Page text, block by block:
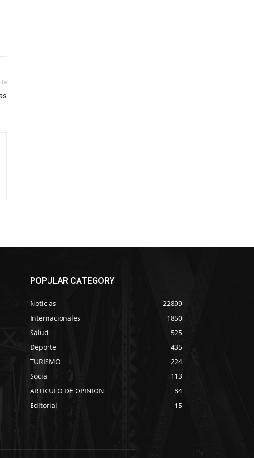
POPULAR CATEGORY
Noticias
22899
Internacionales
1850
Salud
525
Deporte
435
TURISMO
224
Social
113
ARTICULO DE OPINION
84
Editorial
15